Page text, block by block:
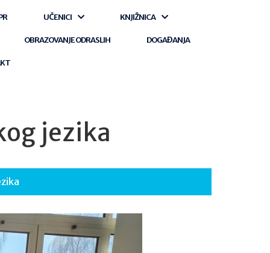
UČENICI KNJIŽNICA
OBRAZOVANJE ODRASLIH DOGAĐANJA
jezika